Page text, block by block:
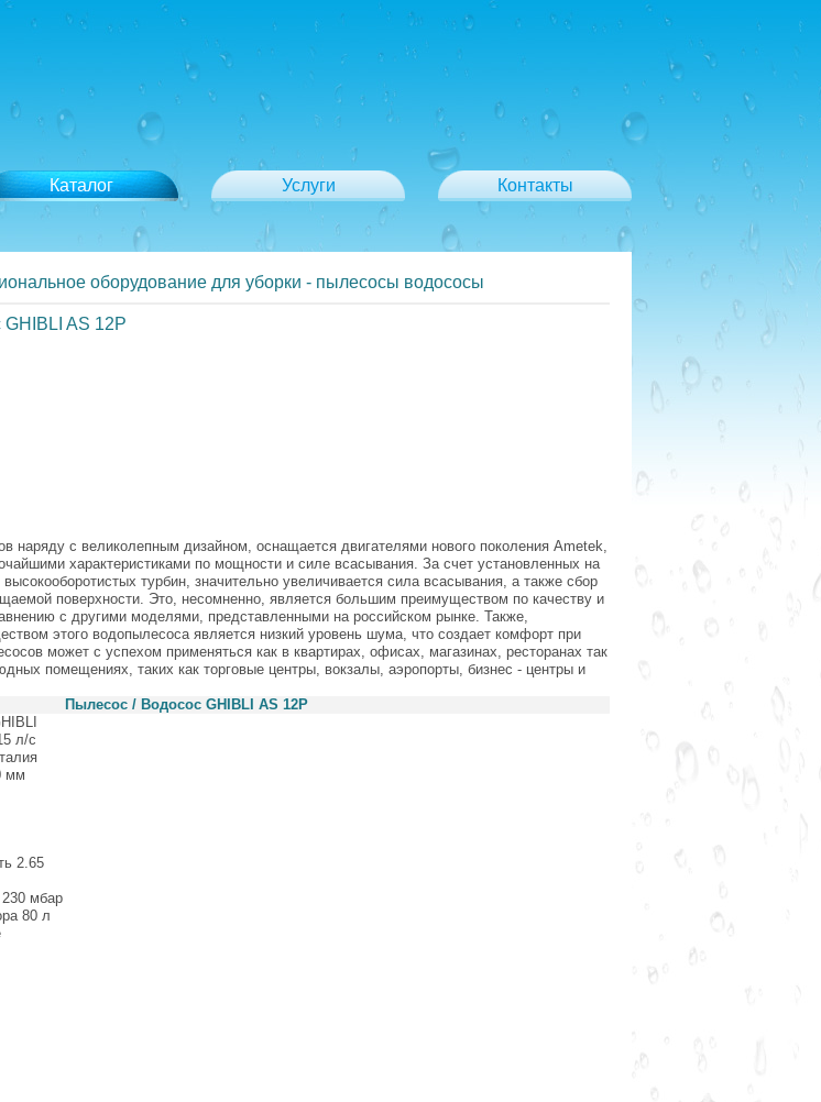
Каталог Услуги Контакты
оборудование для уборки - пылесосы водососы
AS 12P
наряду с великолепным дизайном, оснащается двигателями нового поколения Ametek,
характеристиками по мощности и силе всасывания. За счет установленных на
турбин, значительно увеличивается сила всасывания, а также сбор
поверхности. Это, несомненно, является большим преимуществом по качеству и
с другими моделями, представленными на российском рынке. Также,
этого водопылесоса является низкий уровень шума, что создает комфорт при
может с успехом применяться как в квартирах, офисах, магазинах, ресторанах так
помещениях, таких как торговые центры, вокзалы, аэропорты, бизнес - центры и
Пылесос / Водосос GHIBLI AS 12P
л/c
мм
2.65
мбар
80 л